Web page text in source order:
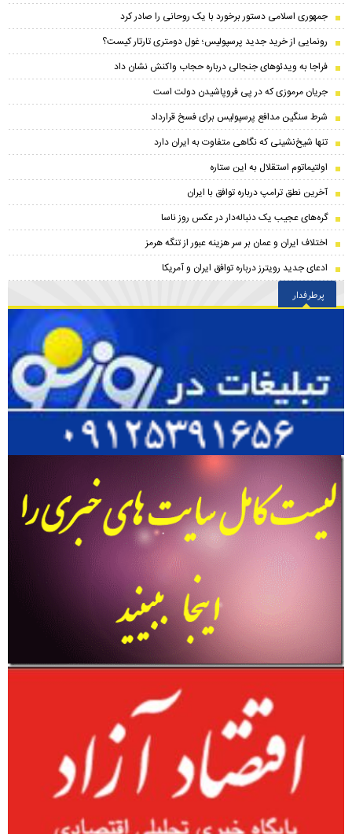
جمهوری اسلامی دستور برخورد با یک روحانی را صادر کرد
رونمایی از خرید جدید پرسپولیس؛ غول دومتری تارتار کیست؟
فراجا به ویدئوهای جنجالی درباره حجاب واکنش نشان داد
جریان مرموزی که در پی فروپاشیدن دولت است
شرط سنگین مدافع پرسپولیس برای فسخ قرارداد
تنها شیخ‌نشینی که نگاهی متفاوت به ایران دارد
اولتیماتوم استقلال به این ستاره
آخرین نطق ترامپ درباره توافق با ایران
گره‌های عجیب یک دنباله‌دار در عکس روز ناسا
اختلاف ایران و عمان بر سر هزینه عبور از تنگه هرمز
ادعای جدید رویترز درباره توافق ایران و آمریکا
پرطرفدار